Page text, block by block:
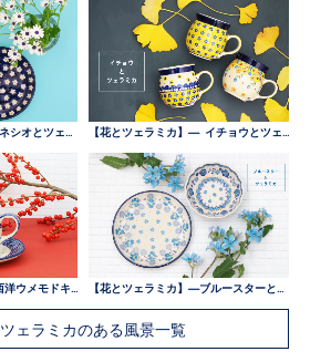
ツェラミカのある風景一覧